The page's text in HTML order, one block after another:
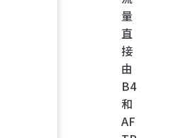
量
直
接
由
B4
和
AF